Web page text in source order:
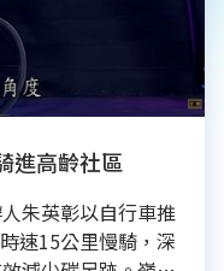
進高齡社區
朱英彰以自行車推
速15公里慢騎，深